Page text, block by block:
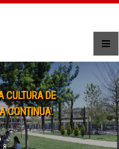
CULTURA DE
CONTINUA.
8